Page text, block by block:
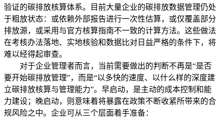
验证的碳排放核算体系。目前大量企业的碳排放数据管理仍处
于粗放状态：或依赖外部报告进行一次性估算，或仅覆盖部分
排放源，或采用与官方核算指南不一致的计算方法。这些做法
在考核办法落地、实地核验和数据比对日益严格的条件下，将
难以经得起审查。
对于企业管理者而言，当前需要做出的判断不再是“是否
要开始碳排放管理”，而是“以多快的速度、以什么样的深度建
立碳排放核算与管理能力”。早启动，是主动的成本控制和能
力建设；晚启动，则意味着将暴露在政策不断收紧所带来的合
规风险之中。企业可从三个层面着手准备：